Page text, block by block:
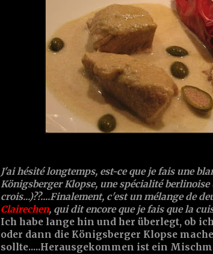
J'ai hésité longtemps, est-ce que je fais une
Königsberger Klopse, une spécialité
crois...)??....Finalement, c'est un mélange de
Clairechen, qui dit encore que je fais que la
Ich habe lange hin und her überlegt, ob
oder dann die Königsberger Klopse
sollte.....Herausgekommen ist ein